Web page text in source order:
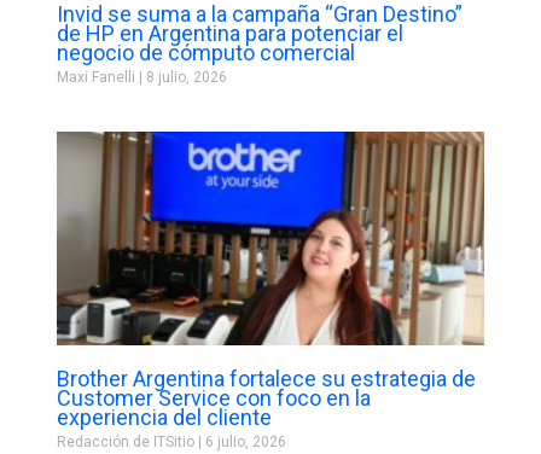
Invid se suma a la campaña “Gran Destino”
de HP en Argentina para potenciar el
negocio de cómputo comercial
Maxi Fanelli 8 julio, 2026
Brother Argentina fortalece su estrategia de
Customer Service con foco en la
experiencia del cliente
Redacción de ITSitio 6 julio, 2026